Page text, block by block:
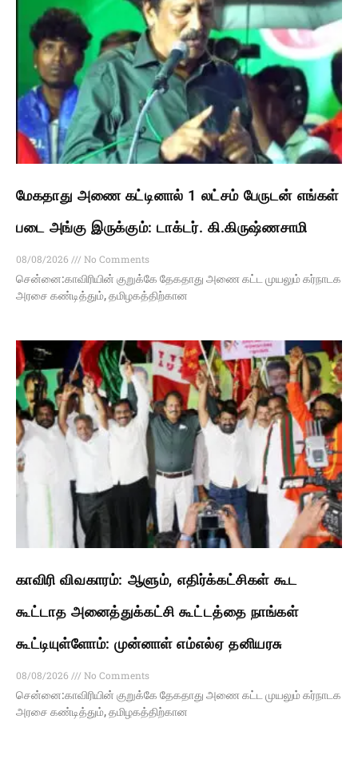
மேகதாது அணை கட்டினால் 1 லட்சம் பேருடன் எங்கள்
படை அங்கு இருக்கும்: டாக்டர். கி.கிருஷ்ணசாமி
08/08/2026
No Comments
சென்னை:காவிரியின் குறுக்கே தேகதாது அணை கட்ட முயலும் கர்நாடக
அரசை கண்டித்தும், தமிழகத்திற்கான
காவிரி விவகாரம்: ஆளும், எதிர்க்கட்சிகள் கூட
கூட்டாத அனைத்துக்கட்சி கூட்டத்தை நாங்கள்
கூட்டியுள்ளோம்: முன்னாள் எம்எல்ஏ தனியரசு
08/08/2026
No Comments
சென்னை:காவிரியின் குறுக்கே தேகதாது அணை கட்ட முயலும் கர்நாடக
அரசை கண்டித்தும், தமிழகத்திற்கான